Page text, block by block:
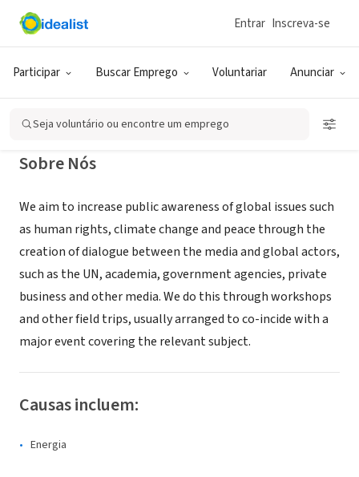
Participar Buscar Emprego Voluntariar Anunciar
Entrar Inscreva-se
Seja voluntário ou encontre um emprego
ONG (SETOR SOCIAL)
Media21
Sobre Nós
We aim to increase public awareness of global issues such
as human rights, climate change and peace through the
creation of dialogue between the media and global actors,
such as the UN, academia, government agencies, private
business and other media. We do this through workshops
and other field trips, usually arranged to co-incide with a
major event covering the relevant subject.
Causas incluem:
Energia